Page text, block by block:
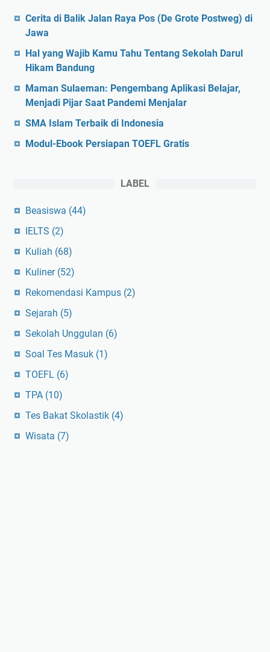
Cerita di Balik Jalan Raya Pos (De Grote Postweg) di
Jawa
Hal yang Wajib Kamu Tahu Tentang Sekolah Darul
Hikam Bandung
Maman Sulaeman: Pengembang Aplikasi Belajar,
Menjadi Pijar Saat Pandemi Menjalar
SMA Islam Terbaik di Indonesia
Modul-Ebook Persiapan TOEFL Gratis
LABEL
Beasiswa (44)
IELTS (2)
Kuliah (68)
Kuliner (52)
Rekomendasi Kampus (2)
Sejarah (5)
Sekolah Unggulan (6)
Soal Tes Masuk (1)
TOEFL (6)
TPA (10)
Tes Bakat Skolastik (4)
Wisata (7)